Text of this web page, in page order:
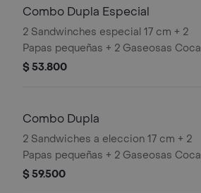
Combo Dupla Especial
2 Sandwinches especial 17 cm + 2
Papas pequeñas + 2 Gaseosas Coca
Cola 400ml.
$ 53.800
Combo Dupla
2 Sandwiches a eleccion 17 cm + 2
Papas pequeñas + 2 Gaseosas Coca
Cola 400ml.
$ 59.500